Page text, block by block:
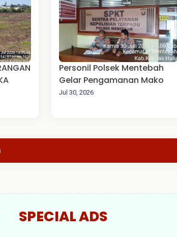
Personil Polsek Mentebah
Gelar Pengamanan Mako
Jul 30, 2026
SPECIAL ADS